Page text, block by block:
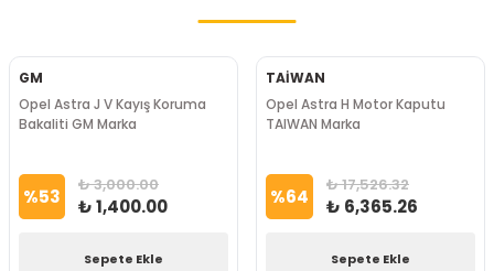
GM
Opel Astra J V Kayış Koruma
Bakaliti GM Marka
%53 ₺ 3,000.00
₺ 1,400.00
Sepete Ekle
TAİWAN
Opel Astra H Motor Kaputu
TAIWAN Marka
%64 ₺ 17,526.32
₺ 6,365.26
Sepete Ekle